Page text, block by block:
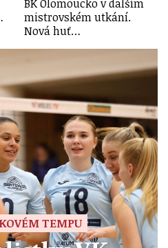
BK Olomoucko v dalším
mistrovském utkání.
Nová huť…
TEMPU